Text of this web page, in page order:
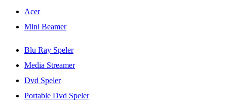
Acer
Mini Beamer
Blu Ray Speler
Media Streamer
Dvd Speler
Portable Dvd Speler